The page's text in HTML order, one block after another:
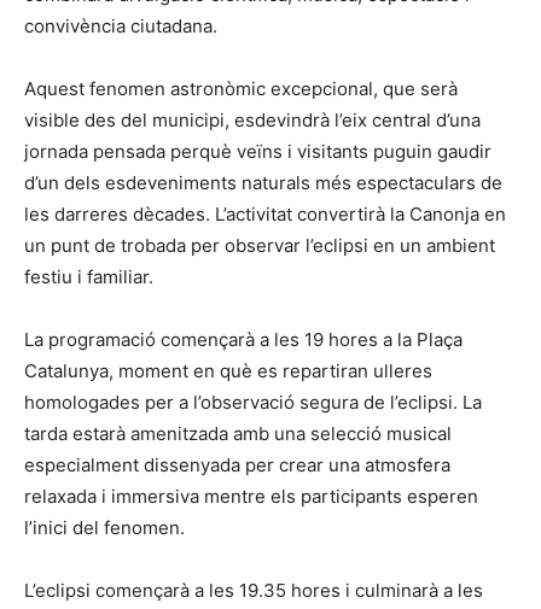
convivència ciutadana.
Aquest fenomen astronòmic excepcional, que serà
visible des del municipi, esdevindrà l’eix central d’una
jornada pensada perquè veïns i visitants puguin gaudir
d’un dels esdeveniments naturals més espectaculars de
les darreres dècades. L’activitat convertirà la Canonja en
un punt de trobada per observar l’eclipsi en un ambient
festiu i familiar.
La programació començarà a les 19 hores a la Plaça
Catalunya, moment en què es repartiran ulleres
homologades per a l’observació segura de l’eclipsi. La
tarda estarà amenitzada amb una selecció musical
especialment dissenyada per crear una atmosfera
relaxada i immersiva mentre els participants esperen
l’inici del fenomen.
L’eclipsi començarà a les 19.35 hores i culminarà a les